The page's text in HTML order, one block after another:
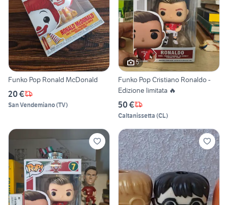
Funko Pop Ronald McDonald
20 €
San Vendemiano(TV)
5
Funko Pop Cristiano Ronaldo -
Edizione limitata 🔥
50 €
Caltanissetta (CL)